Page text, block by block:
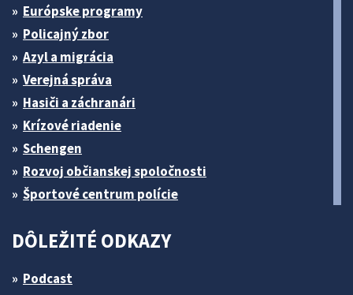
Európske programy
Policajný zbor
Azyl a migrácia
Verejná správa
Hasiči a záchranári
Krízové riadenie
Schengen
Rozvoj občianskej spoločnosti
Športové centrum polície
DÔLEŽITÉ ODKAZY
Podcast